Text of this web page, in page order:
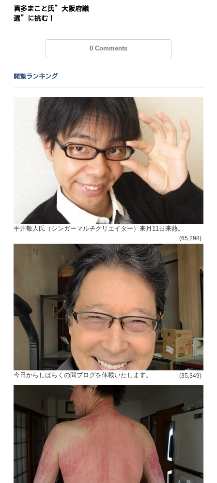
喜多まこと氏”大阪府議
選”に挑む！
0 Comments
閲覧ランキング
平井敬人氏（シンガーマルチクリエイター）来月11日来熱。
(65,298)
今日からしばらくの間ブログを休載いたします。 (35,349)